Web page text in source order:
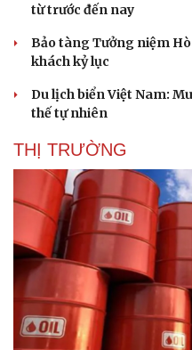
Văn hóa
Sân khấu - Điện ảnh
Văn học
Âm nhạc
Di sản
từ trước đến nay
Bảo tàng Tưởng niệm
khách kỷ lục
Du lịch biển Việt Nam:
thế tự nhiên
THỊ TRƯỜNG